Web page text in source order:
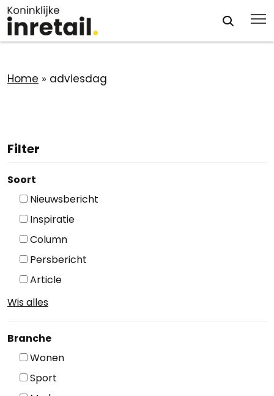
Home » adviesdag
Filter
Soort
Nieuwsbericht
Inspiratie
Column
Persbericht
Article
Wis alles
Branche
Wonen
Sport